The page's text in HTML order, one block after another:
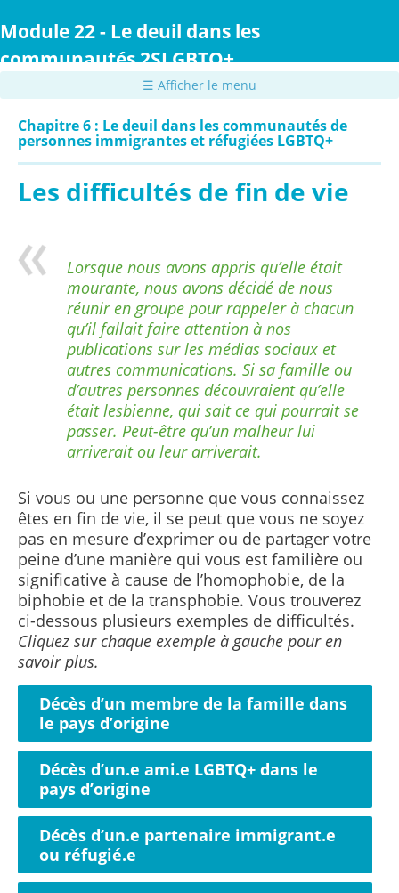
au
principal
Module 22 - Le deuil dans les
communautés 2SLGBTQ+
☰ Afficher le menu
Chapitre 6 : Le deuil dans les communautés de
personnes immigrantes et réfugiées LGBTQ+
Les difficultés de fin de vie
Lorsque nous avons appris qu’elle était
mourante, nous avons décidé de nous
réunir en groupe pour rappeler à chacun
qu’il fallait faire attention à nos
publications sur les médias sociaux et
autres communications. Si sa famille ou
d’autres personnes découvraient qu’elle
était lesbienne, qui sait ce qui pourrait se
passer. Peut-être qu’un malheur lui
arriverait ou leur arriverait.
Si vous ou une personne que vous connaissez
êtes en fin de vie, il se peut que vous ne soyez
pas en mesure d’exprimer ou de partager votre
peine d’une manière qui vous est familière ou
significative à cause de l’homophobie, de la
biphobie et de la transphobie. Vous trouverez
ci-dessous plusieurs exemples de difficultés.
Cliquez sur chaque exemple à gauche pour en
savoir plus.
Décès d’un membre de la famille dans
le pays d’origine
Décès d’un.e ami.e LGBTQ+ dans le
pays d’origine
Décès d’un.e partenaire immigrant.e
ou réfugié.e